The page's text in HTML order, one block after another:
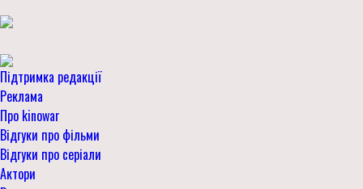
Підтримка редакції
Реклама
Про kinowar
Відгуки про фільми
Відгуки про серіали
Актори